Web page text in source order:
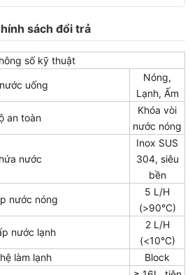
sách đổi trả
số kỹ thuật
uống
Nóng,
Lạnh, Ấm
an toàn
Khóa vòi
nước nóng
nước
Inox SUS
304, siêu
bền
nước nóng
5 L/H
(>90°C)
nước lạnh
2 L/H
(<10°C)
làm lạnh
Block